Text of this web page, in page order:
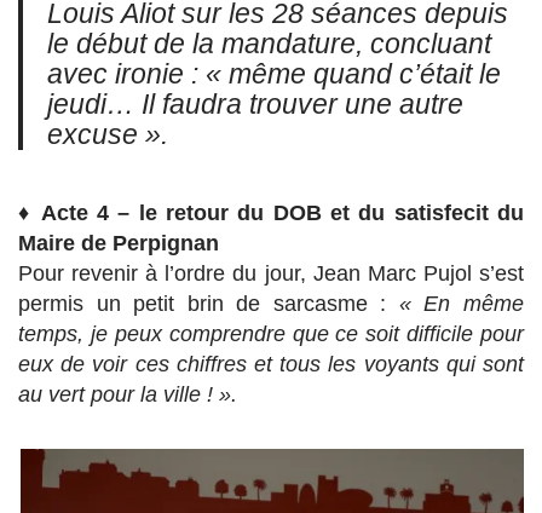
Louis Aliot sur les 28 séances depuis
le début de la mandature, concluant
avec ironie : « même quand c’était le
jeudi… Il faudra trouver une autre
excuse ».
♦ Acte 4 – le retour du DOB et du satisfecit du
Maire de Perpignan
Pour revenir à l’ordre du jour, Jean Marc Pujol s’est
permis un petit brin de sarcasme : « En même
temps, je peux comprendre que ce soit difficile pour
eux de voir ces chiffres et tous les voyants qui sont
au vert pour la ville ! ».